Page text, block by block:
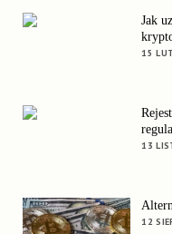
Jak
15
13
12